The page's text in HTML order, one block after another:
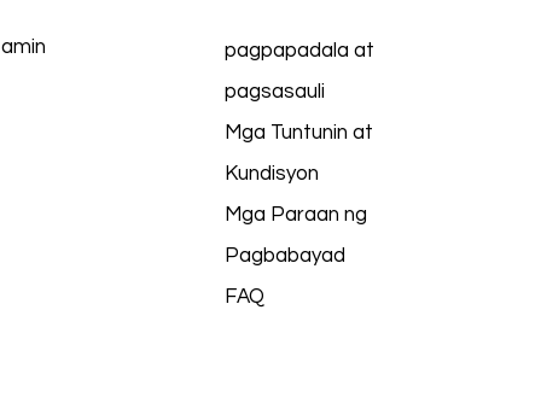
pagpapadala at
pagsasauli
Mga Tuntunin at
Kundisyon
Mga Paraan ng
Pagbabayad
FAQ